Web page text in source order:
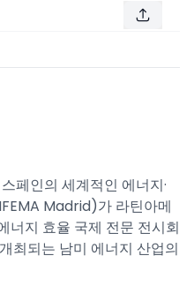
페인의 세계적인 에너지·
Madrid)가 라틴아메
너지 효율 국제 전문 전시회
최되는 남미 에너지 산업의